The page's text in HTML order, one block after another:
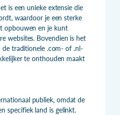
is een unieke extensie die
waardoor je een sterke
opbouwen en je kunt
websites. Bovendien is het
de traditionele .com- of .nl-
te onthouden maakt
publiek, omdat de
specifiek land is gelinkt.